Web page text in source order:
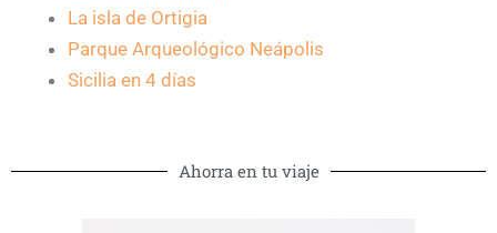
La isla de Ortigia
Parque Arqueológico Neápolis
Sicilia en 4 días
Ahorra en tu viaje